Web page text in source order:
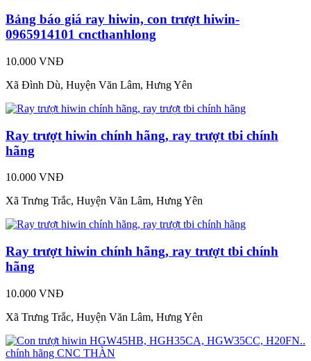
Bảng báo giá ray hiwin, con trượt hiwin-
0965914101 cncthanhlong
10.000 VNĐ
Xã Đình Dù, Huyện Văn Lâm, Hưng Yên
Ray trượt hiwin chính hãng, ray trượt tbi chính
hãng
10.000 VNĐ
Xã Trưng Trắc, Huyện Văn Lâm, Hưng Yên
Ray trượt hiwin chính hãng, ray trượt tbi chính
hãng
10.000 VNĐ
Xã Trưng Trắc, Huyện Văn Lâm, Hưng Yên